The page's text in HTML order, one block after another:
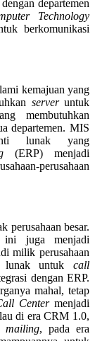
departemen
Technology
berkomunikasi
kemajuan yang
serveruntuk
membutuhkan
departemen. MIS
lunak yang
(ERP) menjadi
perusahaan
perusahaan besar.
ini juga menjadi
milik perusahaan
lunak untuk call
dengan ERP.
mahal, tetap
Centermenjadi
di era CRM 1.0,
mailing, pada era